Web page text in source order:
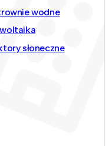
wodne
słoneczne